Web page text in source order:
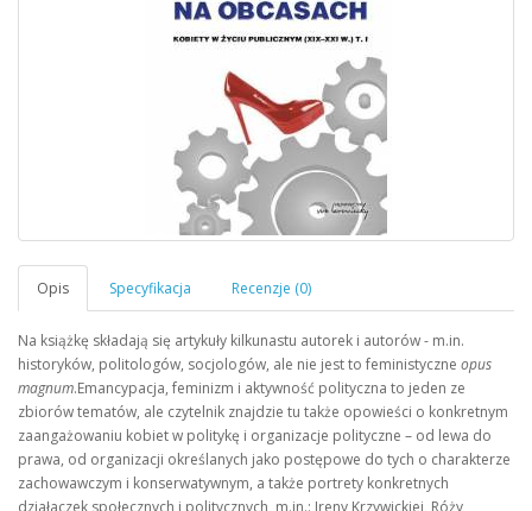
Na książkę składają się artykuły kilkunastu autorek i autorów - m.in.
historyków, politologów, socjologów, ale nie jest to feministyczne opus
magnum.Emancypacja, feminizm i aktywność polityczna to jeden ze
zbiorów tematów, ale czytelnik znajdzie tu także opowieści o konkretnym
zaangażowaniu kobiet w politykę i organizacje polityczne – od lewa do
prawa, od organizacji określanych jako postępowe do tych o charakterze
zachowawczym i konserwatywnym, a także portrety konkretnych
działaczek społecznych i politycznych, m.in.: Ireny Krzywickiej, Róży